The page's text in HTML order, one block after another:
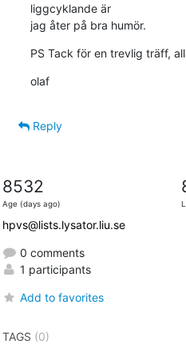
liggcyklande är
jag åter på bra humör.
PS Tack för en trevlig träff,
olaf
Reply
8532
Age (days ago)
hpvs@lists.lysator.liu.se
0 comments
1 participants
Add to favorites
TAGS (0)